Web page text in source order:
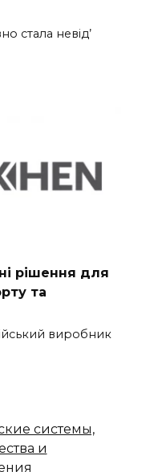
стала невід’
рішення для
та
виробник